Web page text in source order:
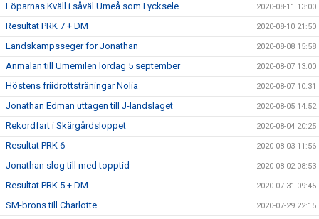
Löparnas Kväll i såväl Umeå som Lycksele 2020-08-11 13:00
Resultat PRK 7 + DM 2020-08-10 21:50
Landskampsseger för Jonathan 2020-08-08 15:58
Anmälan till Umemilen lördag 5 september 2020-08-07 13:00
Höstens friidrottsträningar Nolia 2020-08-07 10:31
Jonathan Edman uttagen till J-landslaget 2020-08-05 14:52
Rekordfart i Skärgårdsloppet 2020-08-04 20:25
Resultat PRK 6 2020-08-03 11:56
Jonathan slog till med topptid 2020-08-02 08:53
Resultat PRK 5 + DM 2020-07-31 09:45
SM-brons till Charlotte 2020-07-29 22:15